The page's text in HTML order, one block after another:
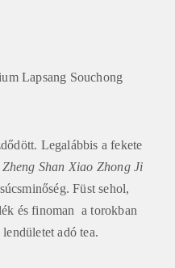
Lapsang Souchong
Legalábbis a fekete
Zheng Shan Xiao Zhong Ji
Füst sehol,
és finoman a torokban
adó tea.